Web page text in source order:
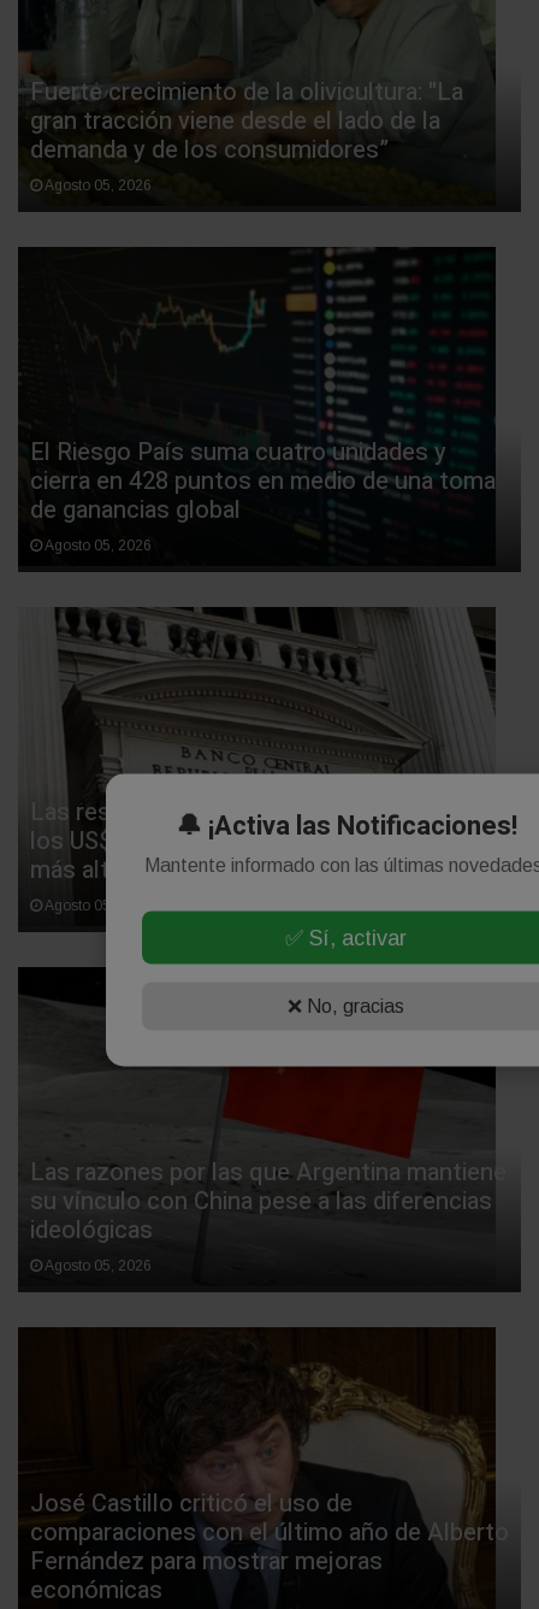
Fuerte crecimiento de la olivicultura: "La
gran tracción viene desde el lado de la
demanda y de los consumidores”
Agosto 05, 2026
El Riesgo País suma cuatro unidades y
cierra en 428 puntos en medio de una toma
de ganancias global
Agosto 05, 2026
Las reservas del Banco Central superaron
los US$ 50 mil millones y llegaron a su nivel
más alto en siete años
Agosto 05, 2026
Las razones por las que Argentina mantiene
su vínculo con China pese a las diferencias
ideológicas
Agosto 05, 2026
José Castillo criticó el uso de
comparaciones con el último año de Alberto
Fernández para mostrar mejoras
económicas
🔔 ¡Activa las Notificaciones!
Mantente informado con las últimas
✅ Sí, activar
❌ No, gracias